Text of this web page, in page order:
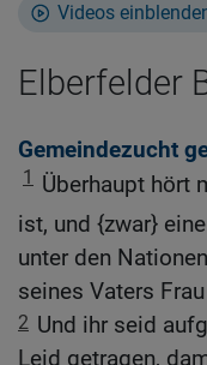
Videos
Elberfelder
Gemeindezucht
1 Überhaupt hört
ist, und {zwar}
unter den
seines Vaters
2 Und ihr seid
Leid getragen,